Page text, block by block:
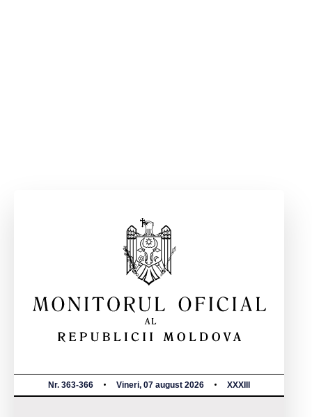
Nr. 363-366 Vineri, 07 august 2026 XXXIII